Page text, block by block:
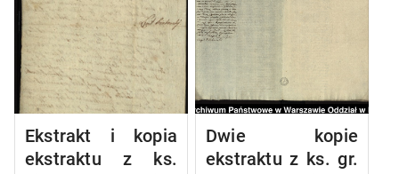
Ekstrakt i kopia
ekstraktu z ks.
Dwie kopie
ekstraktu z ks. gr.